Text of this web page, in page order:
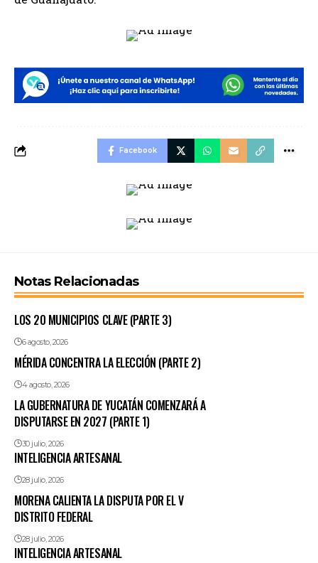
Facebook
Notas Relacionadas
LOS 20 MUNICIPIOS CLAVE (PARTE 3)
6 agosto, 2026
MÉRIDA CONCENTRA LA ELECCIÓN (PARTE 2)
4 agosto, 2026
LA GUBERNATURA DE YUCATÁN COMENZARÁ A
DISPUTARSE EN 2027 (PARTE 1)
30 julio, 2026
INTELIGENCIA ARTESANAL
28 julio, 2026
MORENA CALIENTA LA DISPUTA POR EL V
DISTRITO FEDERAL
28 julio, 2026
INTELIGENCIA ARTESANAL